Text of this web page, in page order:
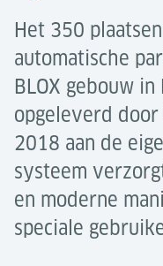
Het 350
automatische
BLOX gebouw in
opgeleverd
2018 aan de
systeem
en moderne
speciale